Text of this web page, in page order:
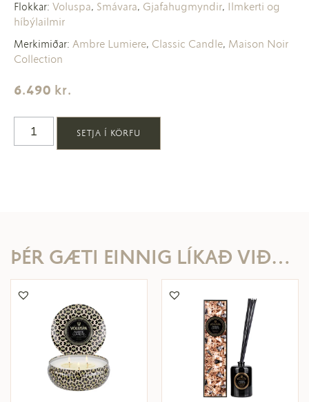
Flokkar: Voluspa, Smávara, Gjafahugmyndir, Ilmkerti og
híbýlailmir
Merkimiðar: Ambre Lumiere, Classic Candle, Maison Noir
Collection
6.490 kr.
SETJA Í KÖRFU
ÞÉR GÆTI EINNIG LÍKAÐ VIÐ…